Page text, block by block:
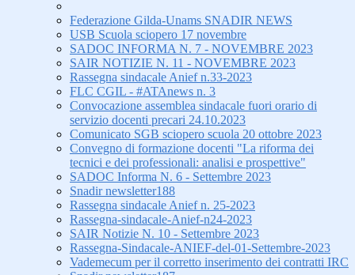
Federazione Gilda-Unams SNADIR NEWS
USB Scuola sciopero 17 novembre
SADOC INFORMA N. 7 - NOVEMBRE 2023
SAIR NOTIZIE N. 11 - NOVEMBRE 2023
Rassegna sindacale Anief n.33-2023
FLC CGIL - #ATAnews n. 3
Convocazione assemblea sindacale fuori orario di
servizio docenti precari 24.10.2023
Comunicato SGB sciopero scuola 20 ottobre 2023
Convegno di formazione docenti "La riforma dei
tecnici e dei professionali: analisi e prospettive"
SADOC Informa N. 6 - Settembre 2023
Snadir newsletter188
Rassegna sindacale Anief n. 25-2023
Rassegna-sindacale-Anief-n24-2023
SAIR Notizie N. 10 - Settembre 2023
Rassegna-Sindacale-ANIEF-del-01-Settembre-2023
Vademecum per il corretto inserimento dei contratti IRC